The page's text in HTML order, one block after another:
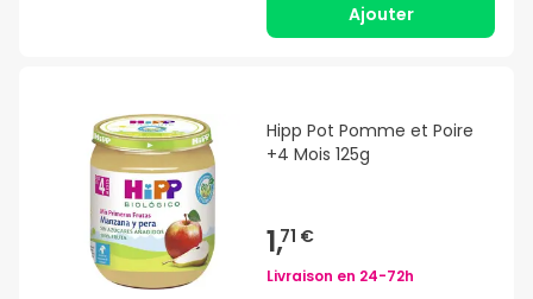
Ajouter
Hipp Pot Pomme et Poire
+4 Mois 125g
1,71 €
Livraison en 24-72h